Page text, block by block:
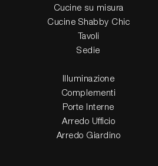
Cucine su misura
Cucine Shabby Chic
Tavoli
Sedie
Illuminazione
Complementi
Porte Interne
Arredo Ufficio
Arredo Giardino